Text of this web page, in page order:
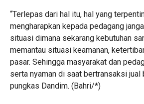
“Terlepas dari hal itu, hal yang
mengharapkan kepada pedagang
situasi dimana sekarang kebutuhan
memantau situasi keamanan,
pasar. Sehingga masyarakat dan
serta nyaman di saat bertransaksi jual
pungkas Dandim. (Bahri/*)